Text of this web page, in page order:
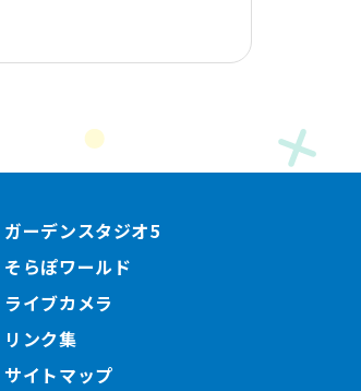
ガーデンスタジオ5
そらぽワールド
ライブカメラ
リンク集
サイトマップ